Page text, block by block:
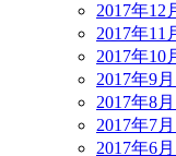
2017年12
2017年11
2017年10
2017年9
2017年8
2017年7
2017年6